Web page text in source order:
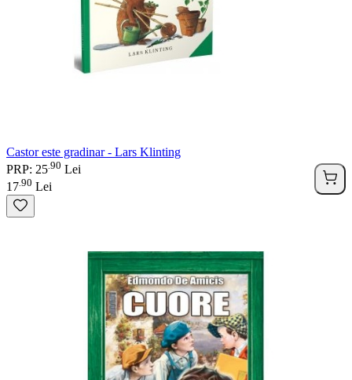
Castor este gradinar - Lars Klinting
PRP: 25 90 Lei
17 90 Lei